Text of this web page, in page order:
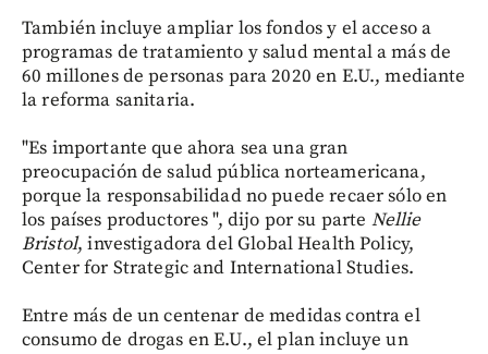
También incluye ampliar los fondos y el acceso a
programas de tratamiento y salud mental a más de
60 millones de personas para 2020 en E.U., mediante
la reforma sanitaria.
"Es importante que ahora sea una gran
preocupación de salud pública norteamericana,
porque la responsabilidad no puede recaer sólo en
los países productores ", dijo por su parte Nellie
Bristol, investigadora del Global Health Policy,
Center for Strategic and International Studies.
Entre más de un centenar de medidas contra el
consumo de drogas en E.U., el plan incluye un